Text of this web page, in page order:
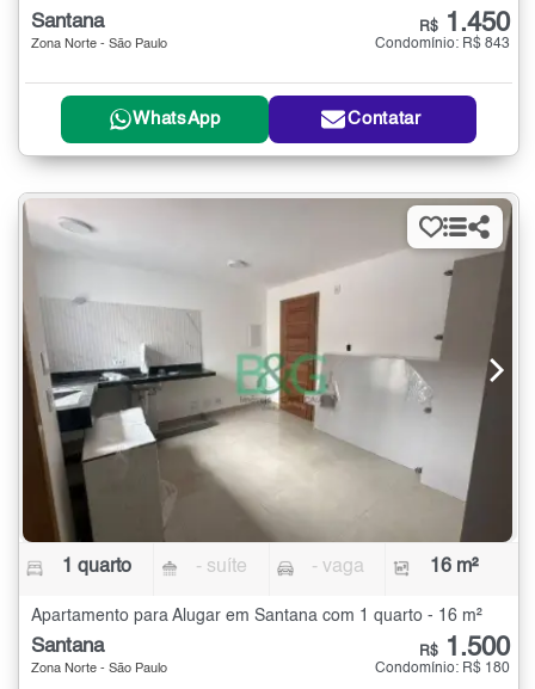
Santana
Zona Norte - São Paulo
R$ 1.450
Condomínio: R$ 843
WhatsApp Contatar
1 quarto - suíte - vaga 16 m²
Apartamento para Alugar em Santana com 1 quarto - 16 m²
Santana
Zona Norte - São Paulo
R$ 1.500
Condomínio: R$ 180